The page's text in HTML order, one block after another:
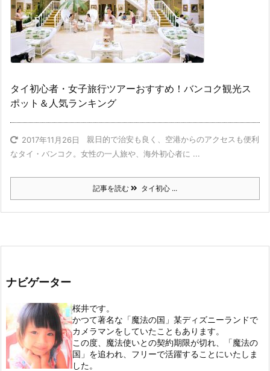
タイ初心者・女子旅行ツアーおすすめ！バンコク観光ス
ポット＆人気ランキング
2017年11月26日
親日的で治安も良く、空港からのアクセスも便利
なタイ・バンコク。女性の一人旅や、海外初心者に ...
記事を読む タイ初心 ...
ナビゲーター
桜井です。
かつて著名な「魔法の国」某ディズニーランドで
カメラマンをしていたこともあります。
この度、魔法使いとの契約期限が切れ、「魔法の
国」を追われ、フリーで活躍することにいたしま
した。